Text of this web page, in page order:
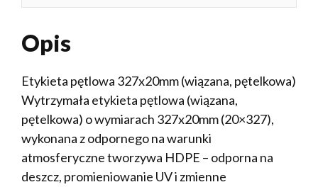
Opis
Etykieta pętlowa 327x20mm (wiązana, pętelkowa)
Wytrzymała etykieta pętlowa (wiązana,
pętelkowa) o wymiarach 327x20mm (20×327),
wykonana z odpornego na warunki
atmosferyczne tworzywa HDPE – odporna na
deszcz, promieniowanie UV i zmienne